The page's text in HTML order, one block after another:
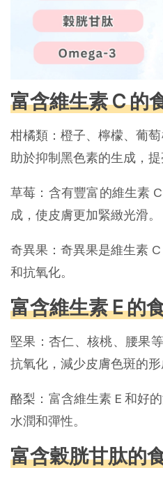
富含維生素 C 的
柑橘類：橙子、檸檬、葡
助於抑制黑色素的生成，提
草莓：含有豐富的維生素
成，使皮膚更加緊緻光滑。
奇異果：奇異果是維生素
和抗氧化。
富含維生素 E 的
堅果：杏仁、核桃、腰果
抗氧化，減少皮膚色斑的形
酪梨：富含維生素 E 和好
水潤和彈性。
富含穀胱甘肽的